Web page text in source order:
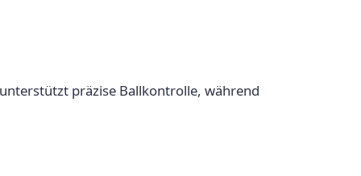
präzise Ballkontrolle, während